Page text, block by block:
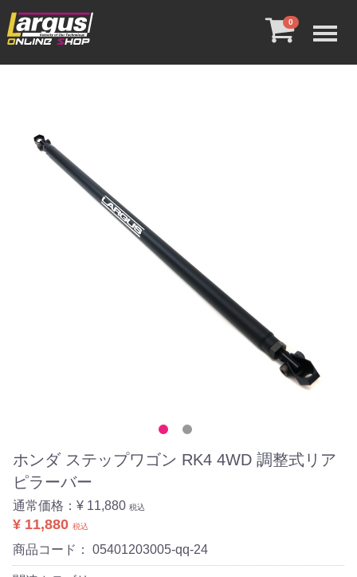
0
ホンダ ステップワゴン RK4 4WD 調整式リア
ピラーバー
通常価格： ¥ 11,880 税込
¥ 11,880 税込
商品コード： 05401203005-qq-24